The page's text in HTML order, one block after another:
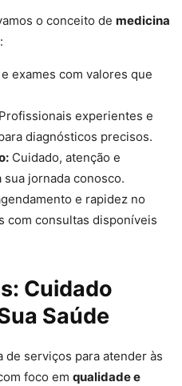
o conceito de medicina
exames com valores que
Profissionais experientes e
diagnósticos precisos.
Cuidado, atenção e
jornada conosco.
e rapidez no
com consultas disponíveis
Cuidado
Saúde
de serviços para atender às
foco em qualidade e